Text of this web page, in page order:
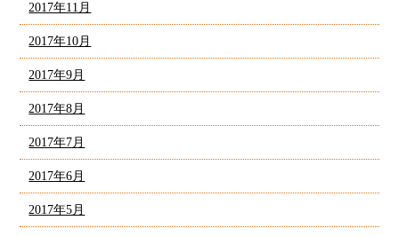
2017年11月
2017年10月
2017年9月
2017年8月
2017年7月
2017年6月
2017年5月